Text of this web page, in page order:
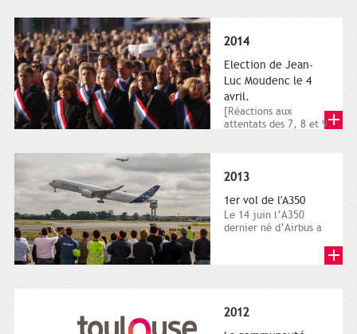
2014
Election de Jean-
Luc Moudenc le 4
avril.
[Réactions aux
attentats des 7, 8 et 9
2013
1er vol de l'A350
Le 14 juin l’A350
dernier né d’Airbus a
2012